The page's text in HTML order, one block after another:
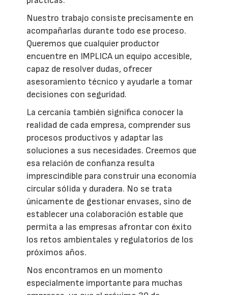
Nuestro trabajo consiste precisamente en
acompañarlas durante todo ese proceso.
Queremos que cualquier productor
encuentre en IMPLICA un equipo accesible,
capaz de resolver dudas, ofrecer
asesoramiento técnico y ayudarle a tomar
decisiones con seguridad.
La cercanía también significa conocer la
realidad de cada empresa, comprender sus
procesos productivos y adaptar las
soluciones a sus necesidades. Creemos que
esa relación de confianza resulta
imprescindible para construir una economía
circular sólida y duradera. No se trata
únicamente de gestionar envases, sino de
establecer una colaboración estable que
permita a las empresas afrontar con éxito
los retos ambientales y regulatorios de los
próximos años.
Nos encontramos en un momento
especialmente importante para muchas